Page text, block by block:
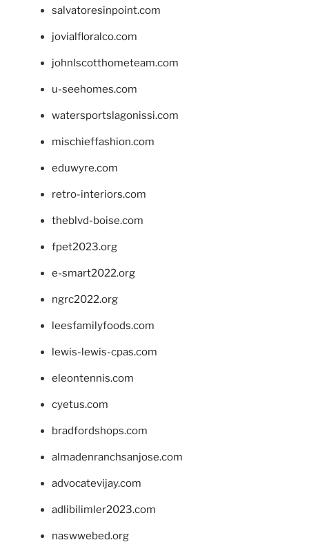
salvatoresinpoint.com
jovialfloralco.com
johnlscotthometeam.com
u-seehomes.com
watersportslagonissi.com
mischieffashion.com
eduwyre.com
retro-interiors.com
theblvd-boise.com
fpet2023.org
e-smart2022.org
ngrc2022.org
leesfamilyfoods.com
lewis-lewis-cpas.com
eleontennis.com
cyetus.com
bradfordshops.com
almadenranchsanjose.com
advocatevijay.com
adlibilimler2023.com
naswwebed.org